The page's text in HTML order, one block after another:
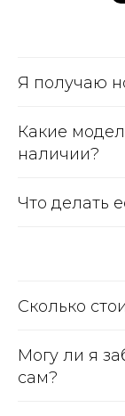
Я получаю
Какие
наличии?
Что делать
Сколько
Могу ли я
сам?